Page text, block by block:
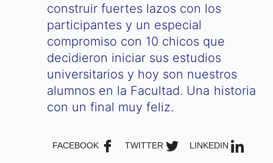
construir fuertes lazos con los
participantes y un especial
compromiso con 10 chicos que
decidieron iniciar sus estudios
universitarios y hoy son nuestros
alumnos en la Facultad. Una historia
con un final muy feliz.
FACEBOOK TWITTER LINKEDIN